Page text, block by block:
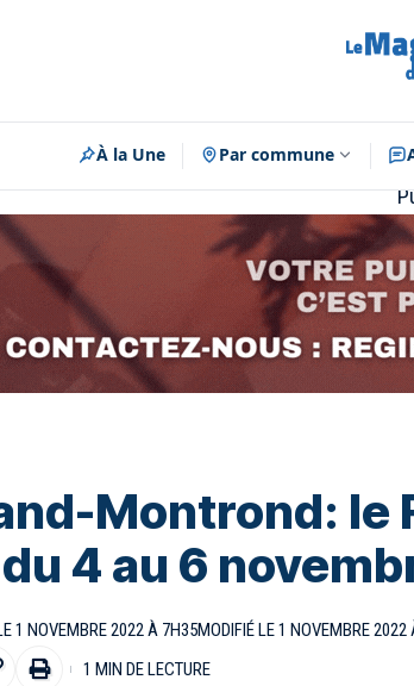
À la Une Par commune
Montrond: le
4 au 6
1 NOVEMBRE 2022 À 7H35MODIFIÉ LE 1 NOVEMBRE
1 MIN DE LECTURE